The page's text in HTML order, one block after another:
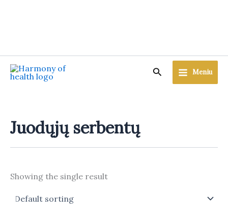
content
Search Meniu
Juodųjų serbentų
Showing the single result